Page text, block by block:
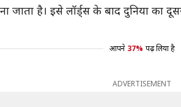
जाता है। इसे लॉर्ड्स के बाद दुनिया
आपने 37% पढ़ लिया है
ADVERTISEMENT